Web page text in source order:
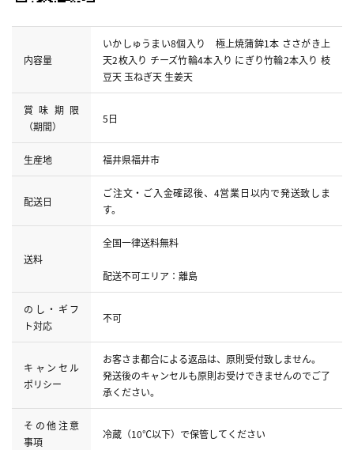
内容量
いかしゅうまい8個入り 極上焼蒲鉾1本 ささがき上
天2枚入り チーズ竹輪4本入り にぎり竹輪2本入り 枝
豆天 玉ねぎ天 生姜天
賞味期限
（期間）
5日
生産地 福井県福井市
配送日
ご注文・ご入金確認後、4営業日以内で発送致しま
す。
送料
全国一律送料無料
配送不可エリア：離島
のし・ギフ
ト対応
不可
キャンセル
ポリシー
お客さま都合による返品は、原則受付致しません。
発送後のキャンセルも原則お受けできませんのでご了
承ください。
その他注意
事項
冷蔵（10℃以下）で保管してください